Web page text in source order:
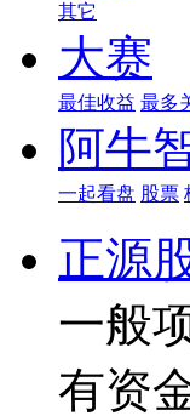
其它
大赛
最佳收益 最多
阿牛
一起看盘 股票
正源
一般
有资